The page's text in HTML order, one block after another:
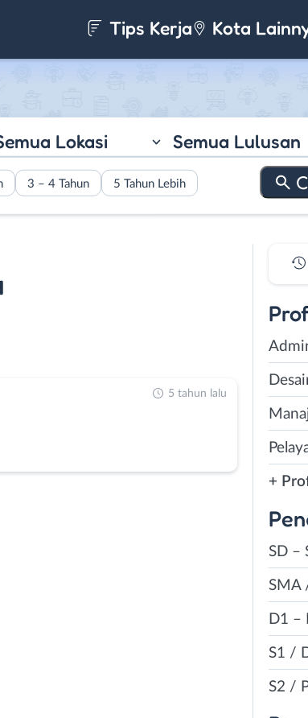
Tips Kerja Kota
Lokasi Semua Lulusan
3 – 4 Tahun 5 Tahun Lebih
5 tahun lalu
+
SD –
SMA
D1 –
S1 /
S2 /